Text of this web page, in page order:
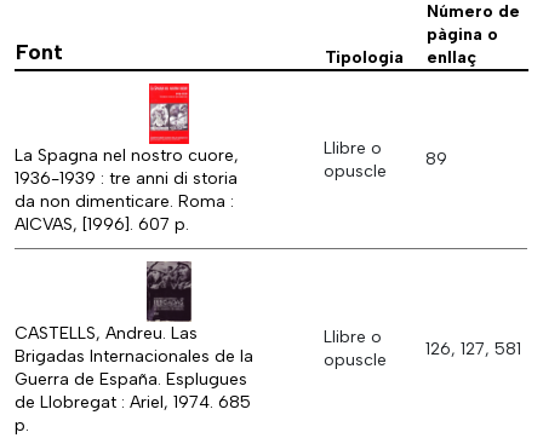
Font Tipologia
Número de
pàgina o
enllaç
La Spagna nel nostro cuore,
1936-1939 : tre anni di storia
da non dimenticare. Roma :
AICVAS, [1996]. 607 p.
Llibre o
opuscle
89
CASTELLS, Andreu. Las
Brigadas Internacionales de la
Guerra de España. Esplugues
de Llobregat : Ariel, 1974. 685
p.
Llibre o
opuscle
126, 127, 581